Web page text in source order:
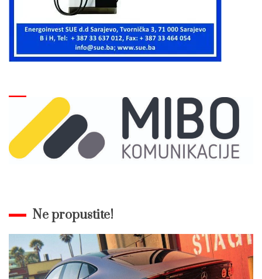
Ne propustite!